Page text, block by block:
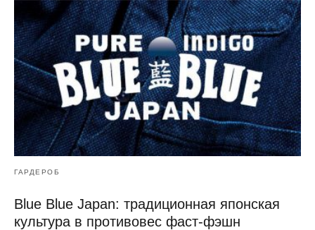
ГАРДЕРОБ
Blue Blue Japan: традиционная японская
культура в противовес фаст-фэшн